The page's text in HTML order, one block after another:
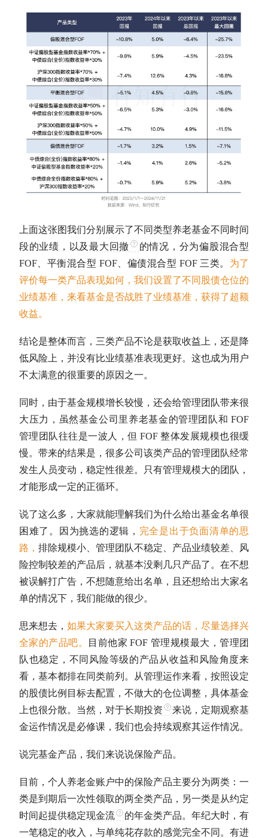
上面这张图我们分别展示了不同类型养老基金不同时间
段的业绩，以及最大回撤
的情况，分为偏股混合型
FOF、平衡混合型 FOF、偏债混合型 FOF 三类。 为了
评价每一类产品表现如何，我们设置了不同股债仓位的
业绩基准，来看基金是否战胜了业绩基准，获得了超额
收益。
结论是整体而言，三类产品不论是获取收益上，还是降
低风险上，并没有比业绩基准表现更好。这也成为用户
不太满意的很重要的原因之一。
同时，由于基金规模增长较慢，还会给管理团队带来很
大压力，虽然基金公司里养老基金的管理团队和 FOF
管理团队往往是一波人，但 FOF 整体发展规模也很缓
慢。带来的结果是，很多公司该类产品的管理团队经常
发生人员变动，稳定性很差。只有管理规模大的团队，
才能形成一定的正循环。
说了这么多，大家就能理解我们为什么给出基金名单很
困难了。因为挑选的逻辑， 完全是出于负面清单的思
路， 排除规模小、管理团队不稳定、产品业绩较差、风
险控制较差的产品后，就基本没剩几只产品了。在不想
被误解打广告，不想随意给出名单，且还想给出大家名
单的情况下，我们能做的很少。
思来想去， 如果大家要买入这类产品的话，尽量选择兴
全家的产品吧。
目前他家 FOF 管理规模最大，管理团
队也稳定，不同风险等级的产品从收益和风险角度来
看，基本都排在同类前列。从管理运作来看，按照设定
的股债比例目标去配置，不做大的仓位调整，具体基金
上也很分散。当然，对于长期投资
来说，定期观察基
金运作情况是必修课，我们也会持续观察其运作情况。
说完基金产品，我们来说说保险产品。
目前，个人养老金账户中的保险产品主要分为两类：一
类是到期后一次性领取的两全类产品，另一类是从约定
时间起提供稳定现金流
的年金类产品。年纪大时，有
一笔稳定的收入，与单纯花存款的感觉完全不同。有进